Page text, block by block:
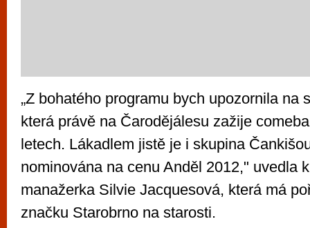
„Z bohatého programu bych upozornila na
která právě na Čarodějálesu zažije
letech. Lákadlem jistě je i skupina
nominována na cenu Anděl 2012," uvedla
manažerka Silvie Jacquesová, která má
značku Starobrno na starosti.